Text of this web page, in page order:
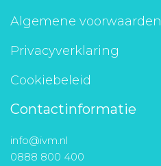
Algemene voorwaarden
Privacyverklaring
Cookiebeleid
Contactinformatie
info@ivm.nl
0888 800 400